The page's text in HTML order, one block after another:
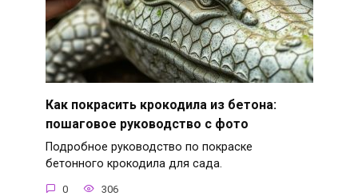
Как покрасить крокодила из бетона:
пошаговое руководство с фото
Подробное руководство по покраске
бетонного крокодила для сада.
0 306